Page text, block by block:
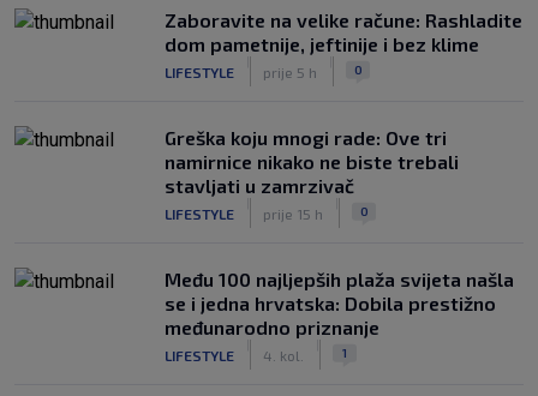
Zaboravite na velike račune: Rashladite
dom pametnije, jeftinije i bez klime
LIFESTYLE prije 5 h 0
Greška koju mnogi rade: Ove tri
namirnice nikako ne biste trebali
stavljati u zamrzivač
LIFESTYLE prije 15 h 0
Među 100 najljepših plaža svijeta našla
se i jedna hrvatska: Dobila prestižno
međunarodno priznanje
LIFESTYLE 4. kol. 1